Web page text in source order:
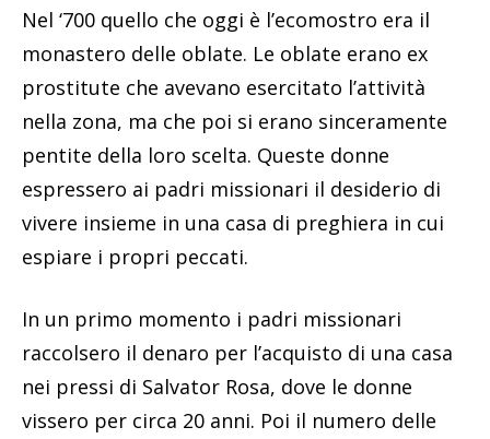
Nel ‘700 quello che oggi è l’ecomostro era il
monastero delle oblate. Le oblate erano ex
prostitute che avevano esercitato l’attività
nella zona, ma che poi si erano sinceramente
pentite della loro scelta. Queste donne
espressero ai padri missionari il desiderio di
vivere insieme in una casa di preghiera in cui
espiare i propri peccati.
In un primo momento i padri missionari
raccolsero il denaro per l’acquisto di una casa
nei pressi di Salvator Rosa, dove le donne
vissero per circa 20 anni. Poi il numero delle